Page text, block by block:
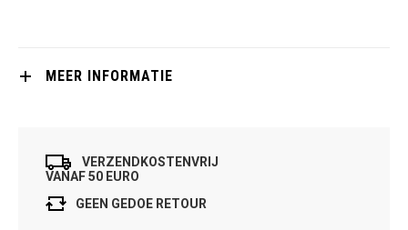
MEER INFORMATIE
VERZENDKOSTENVRIJ
VANAF 50 EURO
GEEN GEDOE RETOUR